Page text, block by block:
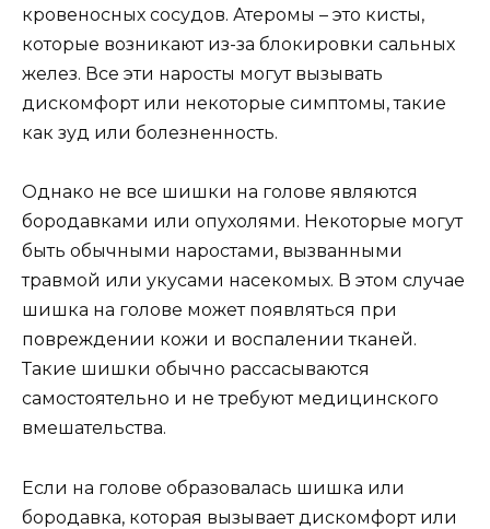
кровеносных сосудов. Атеромы – это кисты,
которые возникают из-за блокировки сальных
желез. Все эти наросты могут вызывать
дискомфорт или некоторые симптомы, такие
как зуд или болезненность.
Однако не все шишки на голове являются
бородавками или опухолями. Некоторые могут
быть обычными наростами, вызванными
травмой или укусами насекомых. В этом случае
шишка на голове может появляться при
повреждении кожи и воспалении тканей.
Такие шишки обычно рассасываются
самостоятельно и не требуют медицинского
вмешательства.
Если на голове образовалась шишка или
бородавка, которая вызывает дискомфорт или